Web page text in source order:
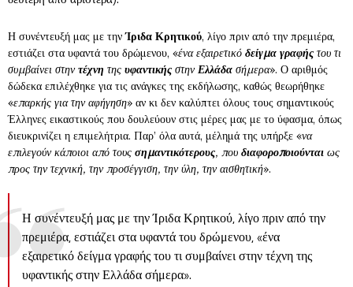
Η συνέντευξή μας με τηνΊριδα Κρητικού, λίγο πριν από την πρεμιέρα,
εστιάζει στα υφαντά του δρώμενου, «ένα εξαιρετικό δείγμα γραφής του τι
συμβαίνει στηντέχνη της υφαντικής στηνΕλλάδα σήμερα». Ο αριθμός
δώδεκα επιλέχθηκε για τις ανάγκες της εκδήλωσης, καθώς θεωρήθηκε
«επαρκής για την αφήγηση» αν κι δεν καλύπτει όλους τους σημαντικούς
Έλληνες εικαστικούς που δουλεύουν στις μέρες μας με το ύφασμα, όπως
διευκρινίζει η επιμελήτρια. Παρ’ όλα αυτά, μέλημά της υπήρξε «να
επιλεγούν κάποιοι από τους σημαντικότερους, που διαφοροποιούνται ως
προς την τεχνική, την προσέγγιση, την ύλη, την αισθητική».
Η συνέντευξή μας με την Ίριδα Κρητικού, λίγο πριν από την
πρεμιέρα, εστιάζει στα υφαντά του δρώμενου, «ένα
εξαιρετικό δείγμα γραφής του τι συμβαίνει στην τέχνη της
υφαντικής στην Ελλάδα σήμερα».